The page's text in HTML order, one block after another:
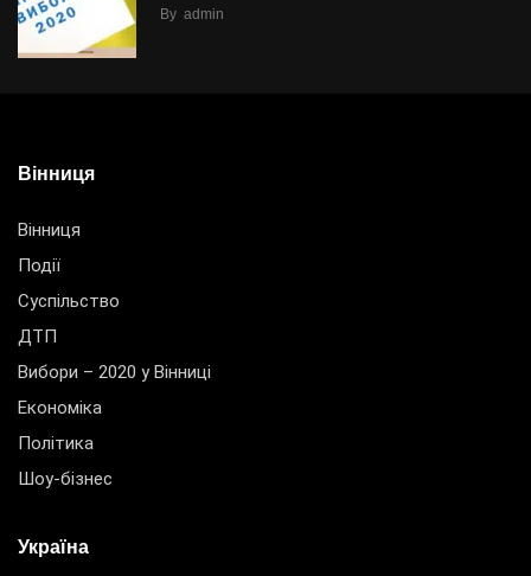
By admin
Вінниця
Вінниця
Події
Суспільство
ДТП
Вибори – 2020 у Вінниці
Економіка
Політика
Шоу-бізнес
Україна